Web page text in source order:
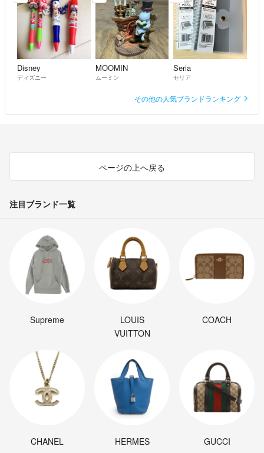
Disney
ディズニー
MOOMIN
ムーミン
Seria
セリア
その他の人気ブランドランキング
ページの上へ戻る
注目ブランド一覧
Supreme
LOUIS
VUITTON
COACH
CHANEL HERMES GUCCI